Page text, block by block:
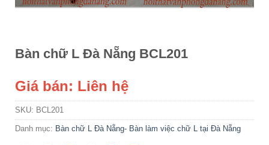
Bàn chữ L Đà Nẵng BCL201
Giá bán: Liên hệ
SKU: BCL201
Danh mục: Bàn chữ L Đà Nẵng- Bàn làm việc chữ L tại Đà Nẵng